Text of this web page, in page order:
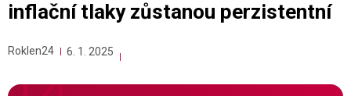
inflační tlaky zůstanou perzistentní
Roklen24 6. 1. 2025